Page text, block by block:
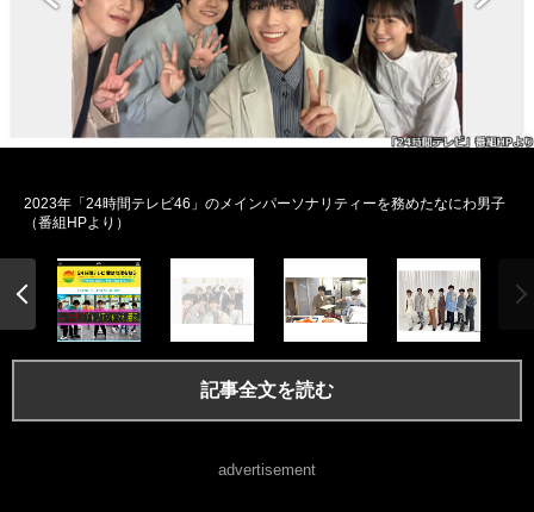
2023年「24時間テレビ46」のメインパーソナリティーを務めたなにわ男子
（番組HPより）
記事全文を読む
advertisement